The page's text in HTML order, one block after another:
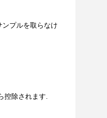
プルを取らなけ
控除されます.